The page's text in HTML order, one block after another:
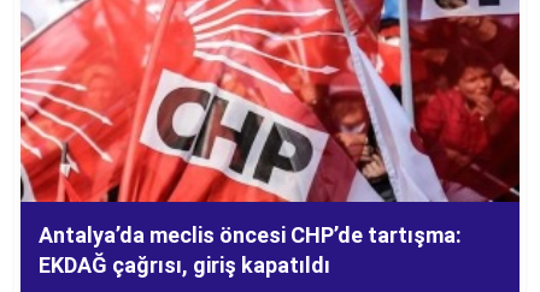
Antalya’da meclis öncesi CHP’de tartışma:
EKDAĞ çağrısı, giriş kapatıldı